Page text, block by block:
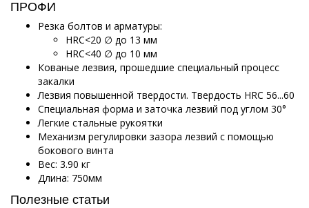
ПРОФИ
Резка болтов и арматуры:
HRC<20 ∅ до 13 мм
HRC<40 ∅ до 10 мм
Кованые лезвия, прошедшие специальный процесс
закалки
Лезвия повышенной твердости. Твердость HRC 56...60
Специальная форма и заточка лезвий под углом 30°
Легкие стальные рукоятки
Механизм регулировки зазора лезвий с помощью
бокового винта
Вес: 3.90 кг
Длина: 750мм
Полезные статьи